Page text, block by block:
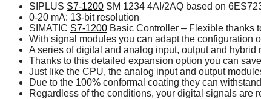
SIPLUS S7-1200 SM 1234 4AI/2AQ based on
0-20 mA: 13-bit resolution
SIMATIC S7-1200 Basic Controller – Flexible thanks
With signal modules you can adapt the configuration
A series of digital and analog input, output and
Thanks to this detailed expansion option you can
Just like the CPU, the analog input and output
Due to the 100% conformal coating they can
Regardless of the conditions, your digital signals are